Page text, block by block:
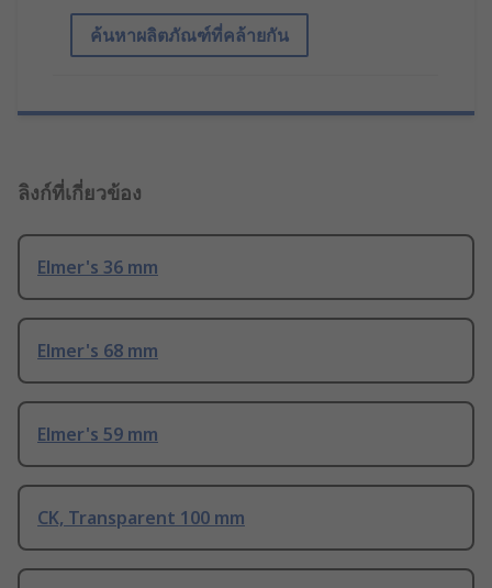
ค้นหาผลิตภัณฑ์ที่คล้ายกัน
ลิงก์ที่เกี่ยวข้อง
Elmer's 36 mm
Elmer's 68 mm
Elmer's 59 mm
CK, Transparent 100 mm